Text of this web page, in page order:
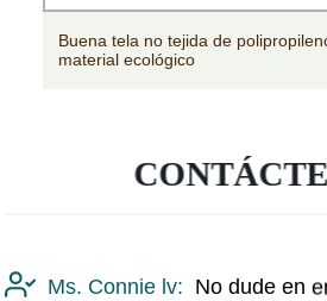
Buena tela no tejida de
material ecológico
Ms. Connie lv: No dude en